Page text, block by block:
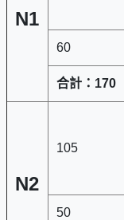
N1
60
合計： 170
N2
105
50